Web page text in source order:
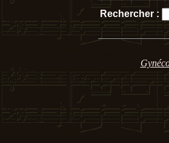
Rechercher :